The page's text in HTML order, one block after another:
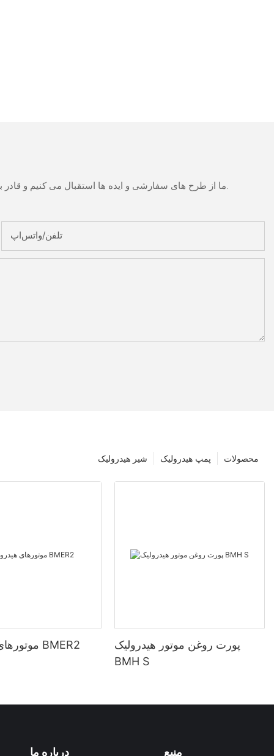
تلفن/واتس‌اپ
محصولات پمپ هیدرولیک شیر هیدرولیک
موتورهای هیدرولیک BMER2
پورت روغن موتور هیدرولیک
BMH S
درباره ما منبع